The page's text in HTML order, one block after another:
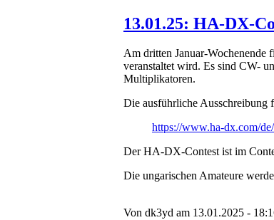
13.01.25: HA-DX-
Am dritten Januar-Wochenende
veranstaltet wird. Es sind CW-
Multiplikatoren.
Die ausführliche Ausschreibung
https://www.ha-dx.com/
Der HA-DX-Contest ist im
Die ungarischen Amateure
Von dk3yd am 13.01.2025 -